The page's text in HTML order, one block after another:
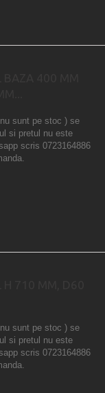
sunt pe stoc ) se
si pretul nu este
scris 0723164886
sunt pe stoc ) se
si pretul nu este
scris 0723164886